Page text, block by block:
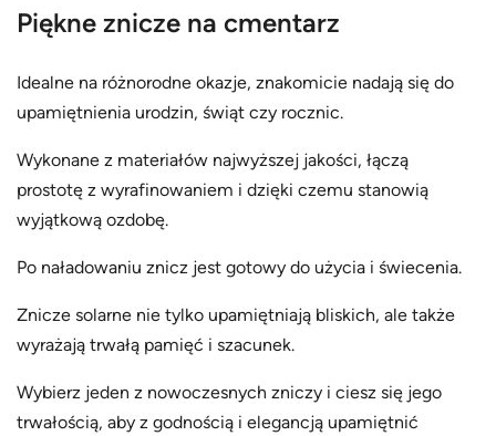
Piękne znicze na cmentarz
Idealne na różnorodne okazje, znakomicie nadają się do
upamiętnienia urodzin, świąt czy rocznic.
Wykonane z materiałów najwyższej jakości, łączą
prostotę z wyrafinowaniem i dzięki czemu stanowią
wyjątkową ozdobę.
Po naładowaniu znicz jest gotowy do użycia i świecenia.
Znicze solarne nie tylko upamiętniają bliskich, ale także
wyrażają trwałą pamięć i szacunek.
Wybierz jeden z nowoczesnych zniczy i ciesz się jego
trwałością, aby z godnością i elegancją upamiętnić